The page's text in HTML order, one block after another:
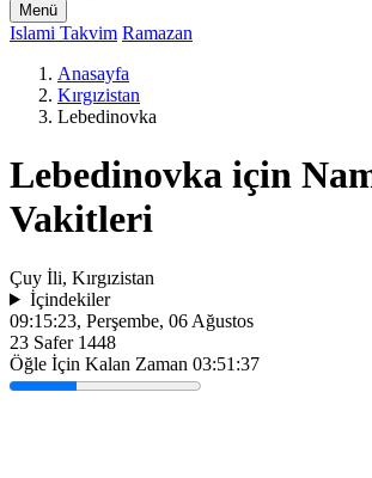
Menü
Islami Takvim Ramazan
Anasayfa
Kırgızistan
Lebedinovka
Lebedinovka için
Vakitleri
Çuy İli, Kırgızistan
İçindekiler
09:15:23, Perşembe, 06 Ağustos
23 Safer 1448
Öğle İçin Kalan Zaman 03:51:37